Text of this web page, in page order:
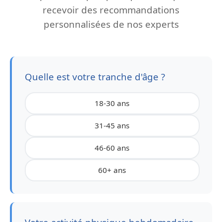
recevoir des recommandations
personnalisées de nos experts
Quelle est votre tranche d'âge ?
18-30 ans
31-45 ans
46-60 ans
60+ ans